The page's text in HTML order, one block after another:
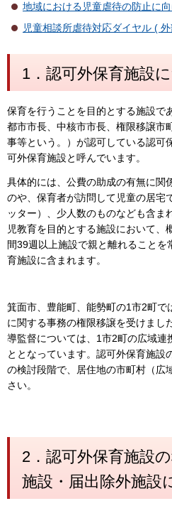
地域における児童虐待の防止に
児童相談所虐待対応ダイヤル (
1．認可外保育施設
保育を行うことを目的とする施設で
都市市長、中核市市長、権限移譲市
事等という。）が認可している認可
可外保育施設と呼んでいます。
具体的には、公費の助成の有無に関
のや、保育者が訪問して児童の居宅
ッター）、少人数のものなども含ま
児教育を目的とする施設において、
間39週以上施設で親と離れること
育施設に含まれます。
箕面市、豊能町、能勢町の1市2町で
に関する事務の権限移譲を受けまし
導監督については、1市2町の広域連
ととなっています。認可外保育施設
の検討段階で、居住地の市町村（広
さい。
2．認可外保育施設
施設・届出除外施設